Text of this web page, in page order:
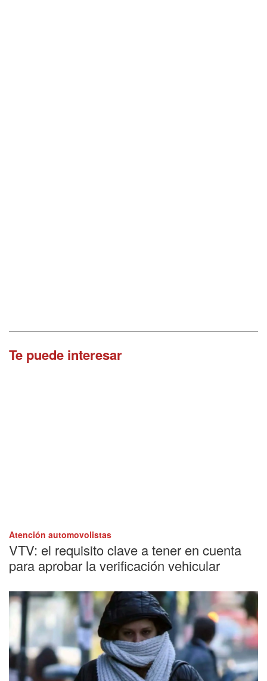
Te puede interesar
Atención automovolistas
VTV: el requisito clave a tener en cuenta
para aprobar la verificación vehicular